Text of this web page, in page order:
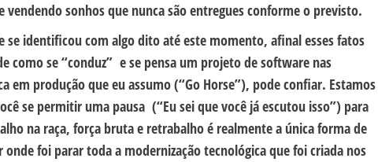
vendendo sonhos que nunca são entregues conforme o previsto.
se identificou com algo dito até este momento, afinal esses fatos
como se “conduz” e se pensa um projeto de software nas
em produção que eu assumo (“Go Horse”), pode confiar. Estamos
se permitir uma pausa (“Eu sei que você já escutou isso”) para
na raça, força bruta e retrabalho é realmente a única forma de
foi parar toda a modernização tecnológica que foi criada nos